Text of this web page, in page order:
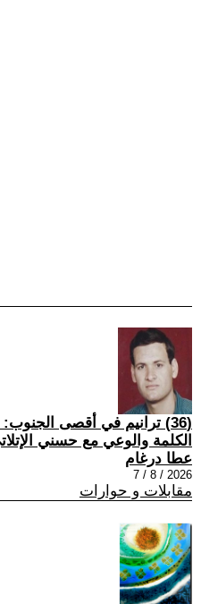
(36) ترانيم في أقصى
الكلمة والوعي مع حسني
عطا درغام
2026 / 8 / 7
مقابلات و حوارات